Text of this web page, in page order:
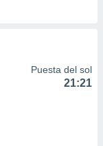
Puesta del sol
21:21